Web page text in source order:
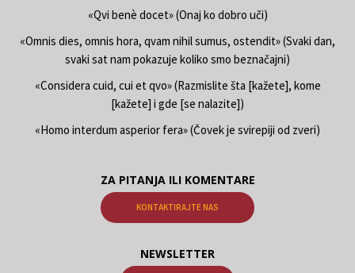
«Qvi benè docet» (Onaj ko dobro uči)
«Omnis dies, omnis hora, qvam nihil sumus, ostendit» (Svaki dan,
svaki sat nam pokazuje koliko smo beznačajni)
«Considera cuid, cui et qvo» (Razmislite šta [kažete], kome
[kažete] i gde [se nalazite])
«Homo interdum asperior fera» (Čovek je svirepiji od zveri)
ZA PITANJA ILI KOMENTARE
KONTAKTIRAJTE NAS
NEWSLETTER